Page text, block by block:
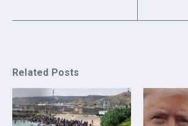
Related Posts